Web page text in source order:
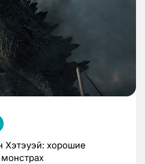
Хэтэуэй: хорошие